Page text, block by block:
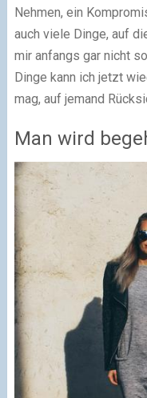
Nehmen, ein
auch viele Dinge, auf
mir anfangs gar nicht
Dinge kann ich jetzt
mag, auf jemand
Man wird